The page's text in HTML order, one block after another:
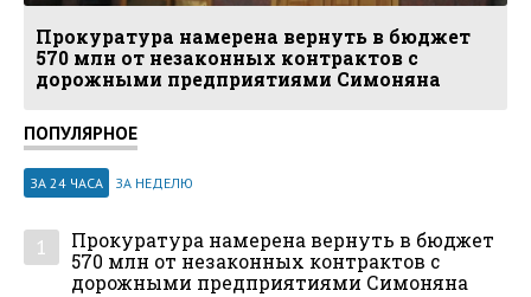
Прокуратура намерена вернуть в бюджет
570 млн от незаконных контрактов с
дорожными предприятиями Симоняна
ПОПУЛЯРНОЕ
ЗА 24 ЧАСА ЗА НЕДЕЛЮ
1
Прокуратура намерена вернуть в бюджет
570 млн от незаконных контрактов с
дорожными предприятиями Симоняна